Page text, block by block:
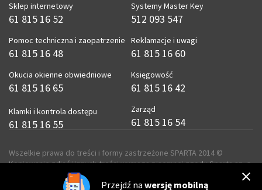
Sklep internetowy
61 815 16 52
Pomoc techniczna i zaopatrzenie
61 815 16 48
Okucia okienne obwiedniowe
61 815 16 65
Klamki i kontrola dostępu
61 815 16 55
Systemy Master Key
512 093 547
Reklamacje i uwagi
61 815 16 60
Księgowość
61 815 16 42
Zarząd
61 815 16 54
Wszelkie prawa do treści i formy zastrzeżone SPARTA 2014 ©
Kopiowanie zdjęć i innych treści wymaga pisemnej zgody Sparta sp. z
realizacja
Przejdź na wersję mobilną